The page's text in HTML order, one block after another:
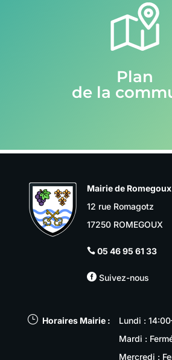
Plan
de la
Mairie de Romegoux
12 rue Romagotz
17250 ROMEGOUX
 05 46 95 61 33
Suivez-nous
} Horaires Mairie :
Lundi :
Mardi :
Mercredi :